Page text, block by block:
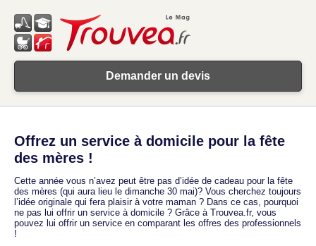
Demander un devis
Offrez un service à domicile pour la fête
des mères !
Cette année vous n’avez peut être pas d’idée de cadeau pour la fête
des mères (qui aura lieu le dimanche 30 mai)? Vous cherchez toujours
l’idée originale qui fera plaisir à votre maman ? Dans ce cas, pourquoi
ne pas lui offrir un service à domicile ? Grâce à Trouvea.fr, vous
pouvez lui offrir un service en comparant les offres des professionnels
!